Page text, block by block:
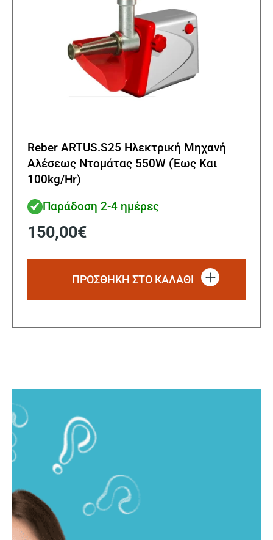
Reber ARTUS.S25 Ηλεκτρική Μηχανή
Αλέσεως Ντομάτας 550W (Έως Και
100kg/Hr)
Παράδοση 2-4 ημέρες
150,00€
ΠΡΟΣΘΗΚΗ ΣΤΟ ΚΑΛΑΘΙ